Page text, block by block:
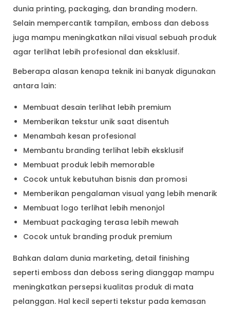
dunia printing, packaging, dan branding modern.
Selain mempercantik tampilan, emboss dan deboss
juga mampu meningkatkan nilai visual sebuah produk
agar terlihat lebih profesional dan eksklusif.
Beberapa alasan kenapa teknik ini banyak digunakan
antara lain:
Membuat desain terlihat lebih premium
Memberikan tekstur unik saat disentuh
Menambah kesan profesional
Membantu branding terlihat lebih eksklusif
Membuat produk lebih memorable
Cocok untuk kebutuhan bisnis dan promosi
Memberikan pengalaman visual yang lebih menarik
Membuat logo terlihat lebih menonjol
Membuat packaging terasa lebih mewah
Cocok untuk branding produk premium
Bahkan dalam dunia marketing, detail finishing
seperti emboss dan deboss sering dianggap mampu
meningkatkan persepsi kualitas produk di mata
pelanggan. Hal kecil seperti tekstur pada kemasan